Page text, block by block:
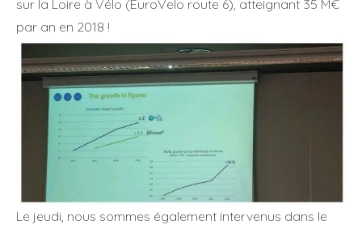
sur la Loire à Vélo (EuroVelo route 6), atteignant 35 M€
par an en 2018 !
Le jeudi, nous sommes également intervenus dans le